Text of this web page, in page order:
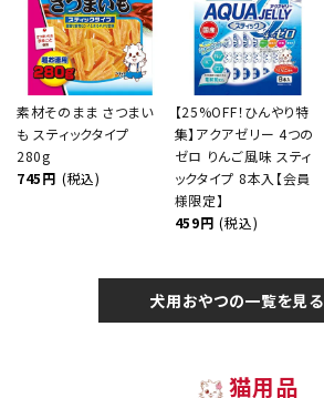
素材そのまま さつまい
も スティックタイプ
280g
745円 (税込)
【25%OFF！ひんやり特
集】アクアゼリー 4つの
ゼロ りんご風味 スティ
ックタイプ 8本入【会員
様限定】
459円 (税込)
犬用おやつの一覧を見る
猫用品